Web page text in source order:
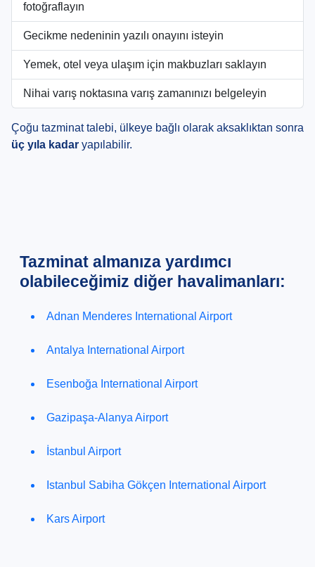
fotoğraflayın
Gecikme nedeninin yazılı onayını isteyin
Yemek, otel veya ulaşım için makbuzları saklayın
Nihai varış noktasına varış zamanınızı belgeleyin
Çoğu tazminat talebi, ülkeye bağlı olarak aksaklıktan sonra
üç yıla kadar yapılabilir.
Tazminat almanıza yardımcı
olabileceğimiz diğer havalimanları:
Adnan Menderes International Airport
Antalya International Airport
Esenboğa International Airport
Gazipaşa-Alanya Airport
İstanbul Airport
Istanbul Sabiha Gökçen International Airport
Kars Airport